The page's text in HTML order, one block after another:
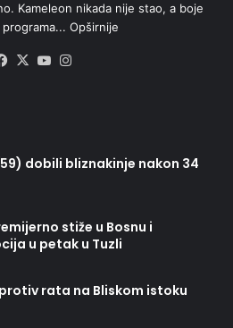
Kameleon nikada nije stao, a boje
Opširnije
Facebook
X YouTube
dobili bliznakinje nakon 34
stiže u Bosnu i
u petak u Tuzli
rata na Bliskom istoku